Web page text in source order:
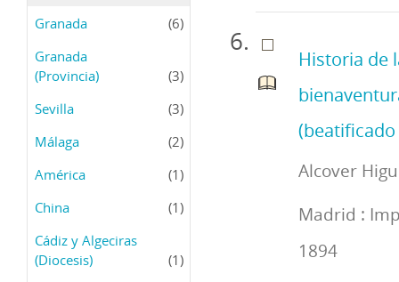
Granada
(6)
Granada
(Provincia)
(3)
Sevilla
(3)
Málaga
(2)
América
(1)
China
(1)
Cádiz y Algeciras
(Diocesis)
(1)
Historia de
Alcover
Madrid :
1894